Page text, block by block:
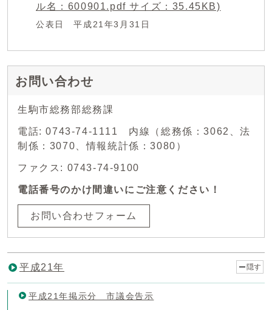
ル名：600901.pdf サイズ：35.45KB)
公表日 平成21年3月31日
お問い合わせ
生駒市総務部総務課
電話: 0743-74-1111 内線（総務係：3062、法
制係：3070、情報統計係：3080）
ファクス: 0743-74-9100
電話番号のかけ間違いにご注意ください！
お問い合わせフォーム
平成21年 隠す
平成21年掲示分 市議会告示